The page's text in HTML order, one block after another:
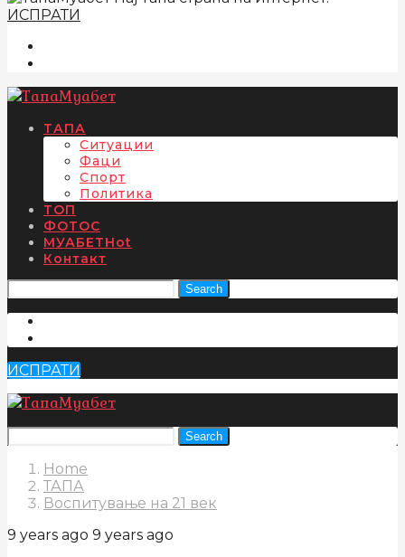
ИСПРАТИ
ТАПА
Ситуации
Фаци
Спорт
Политика
ТОП
ФОТОС
МУАБЕТHot
Контакт
Search
ИСПРАТИ
Search
Home
ТАПА
Воспитување на 21 век
9 years ago 9 years ago